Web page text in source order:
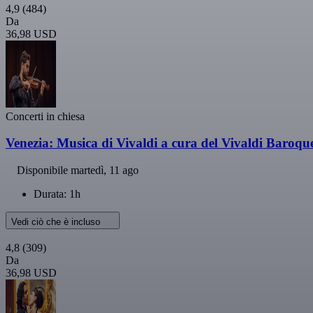
4,9 (484)
Da
36,98 USD
Concerti in chiesa
Venezia: Musica di Vivaldi a cura del Vivaldi
Disponibile martedì, 11 ago
Durata: 1h
Vedi ciò che è incluso
4,8 (309)
Da
36,98 USD